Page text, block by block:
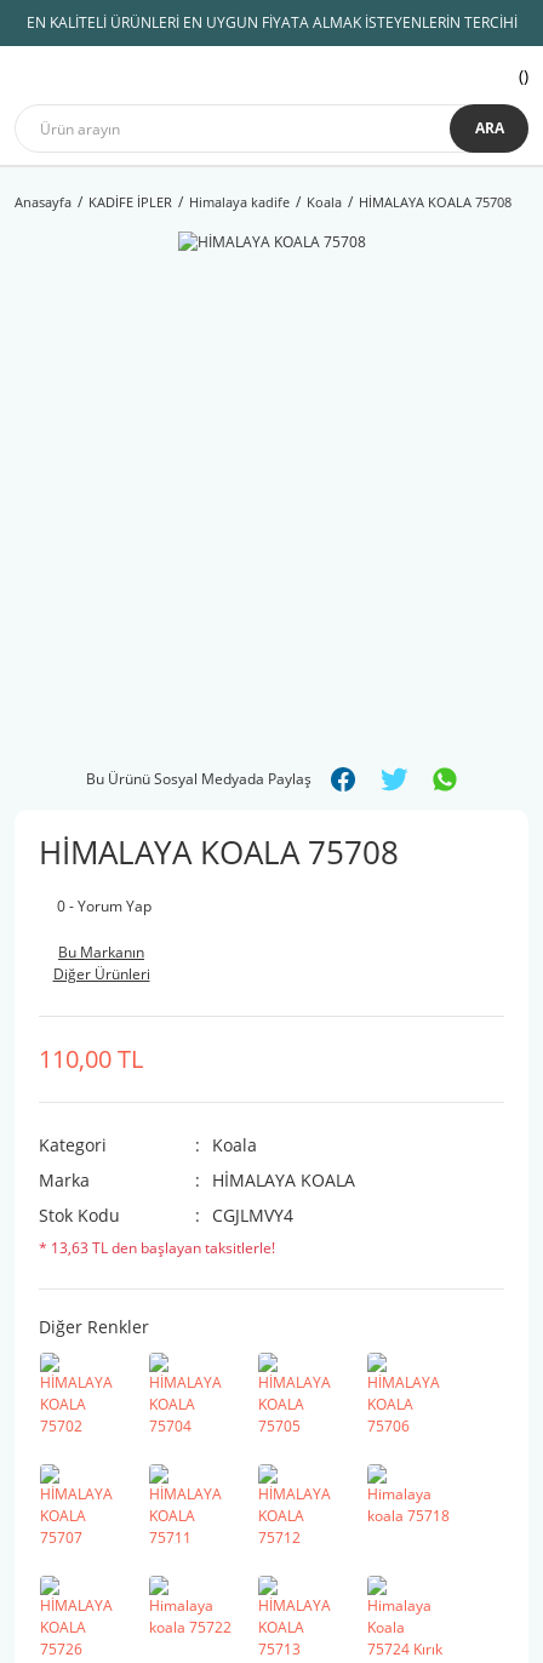
EN KALİTELİ ÜRÜNLERİ EN UYGUN FİYATA ALMAK İSTEYENLERİN TERCİHİ
ARA
Anasayfa KADİFE İPLER Himalaya kadife Koala HİMALAYA KOALA 75708
Bu Ürünü Sosyal Medyada Paylaş
HİMALAYA KOALA 75708
0 - Yorum Yap
Bu Markanın
Diğer Ürünleri
110,00 TL
Kategori
Koala
Marka
HİMALAYA KOALA
Stok Kodu
CGJLMVY4
* 13,63 TL den başlayan taksitlerle!
Diğer Renkler